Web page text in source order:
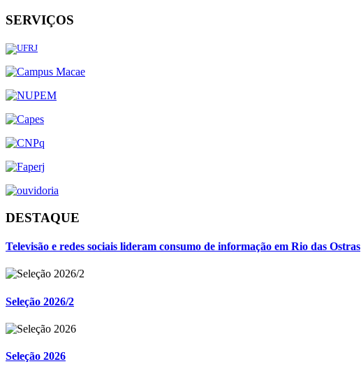
SERVIÇOS
DESTAQUE
Televisão e redes sociais lideram consumo de informação em Rio das Ostras
Seleção 2026/2
Seleção 2026